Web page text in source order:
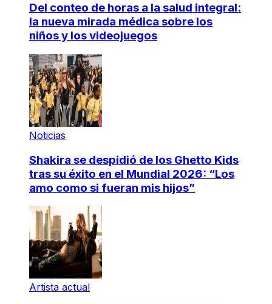
Del conteo de horas a la salud integral:
la nueva mirada médica sobre los
niños y los videojuegos
Noticias
Shakira se despidió de los Ghetto Kids
tras su éxito en el Mundial 2026: “Los
amo como si fueran mis hijos”
Artista actual